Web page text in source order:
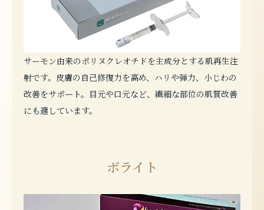
サーモン由来のポリヌクレオチドを主成分とする肌再生注
射です。皮膚の自己修復力を高め、ハリや弾力、小じわの
改善をサポート。目元や口元など、繊細な部位の肌質改善
にも適しています。
ボライト